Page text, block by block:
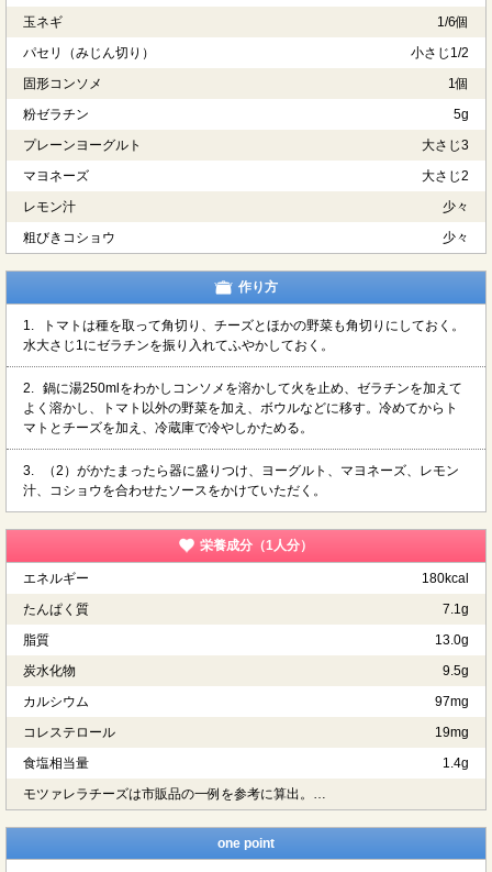
玉ネギ
1/6個
パセリ（みじん切り）
小さじ1/2
固形コンソメ
1個
粉ゼラチン
5g
プレーンヨーグルト
大さじ3
マヨネーズ
大さじ2
レモン汁
少々
粗びきコショウ
少々
作り方
1.
トマトは種を取って角切り、チーズとほかの野菜も角切りにしておく。
水大さじ1にゼラチンを振り入れてふやかしておく。
2. 鍋に湯250mlをわかしコンソメを溶かして火を止め、ゼラチンを加えて
よく溶かし、トマト以外の野菜を加え、ボウルなどに移す。冷めてからト
マトとチーズを加え、冷蔵庫で冷やしかためる。
3.
（2）がかたまったら器に盛りつけ、ヨーグルト、マヨネーズ、レモン
汁、コショウを合わせたソースをかけていただく。
栄養成分（1人分）
エネルギー
180kcal
たんぱく質
7.1g
脂質
13.0g
炭水化物
9.5g
カルシウム
97mg
コレステロール
19mg
食塩相当量
1.4g
モツァレラチーズは市販品の一例を参考に算出。…
one point